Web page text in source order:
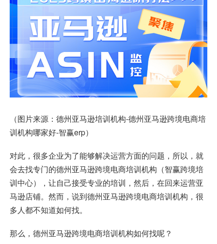
（图片来源：德州亚马逊培训机构-德州亚马逊跨境电商培
训机构哪家好-智赢erp）
对此，很多企业为了能够解决运营方面的问题，所以，就
会去找专门的德州亚马逊跨境电商培训机构（智赢跨境培
训中心），让自己接受专业的培训，然后，在回来运营亚
马逊店铺。然而，说到德州亚马逊跨境电商培训机构，很
多人都不知道如何找。
那么，德州亚马逊跨境电商培训机构如何找呢？